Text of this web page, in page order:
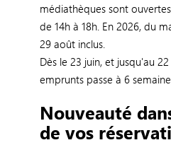
médiathèques sont
de 14h à 18h. En 2026, du
29 août inclus.
Dès le 23 juin, et jusqu'au
emprunts passe à 6
Nouveauté
de vos